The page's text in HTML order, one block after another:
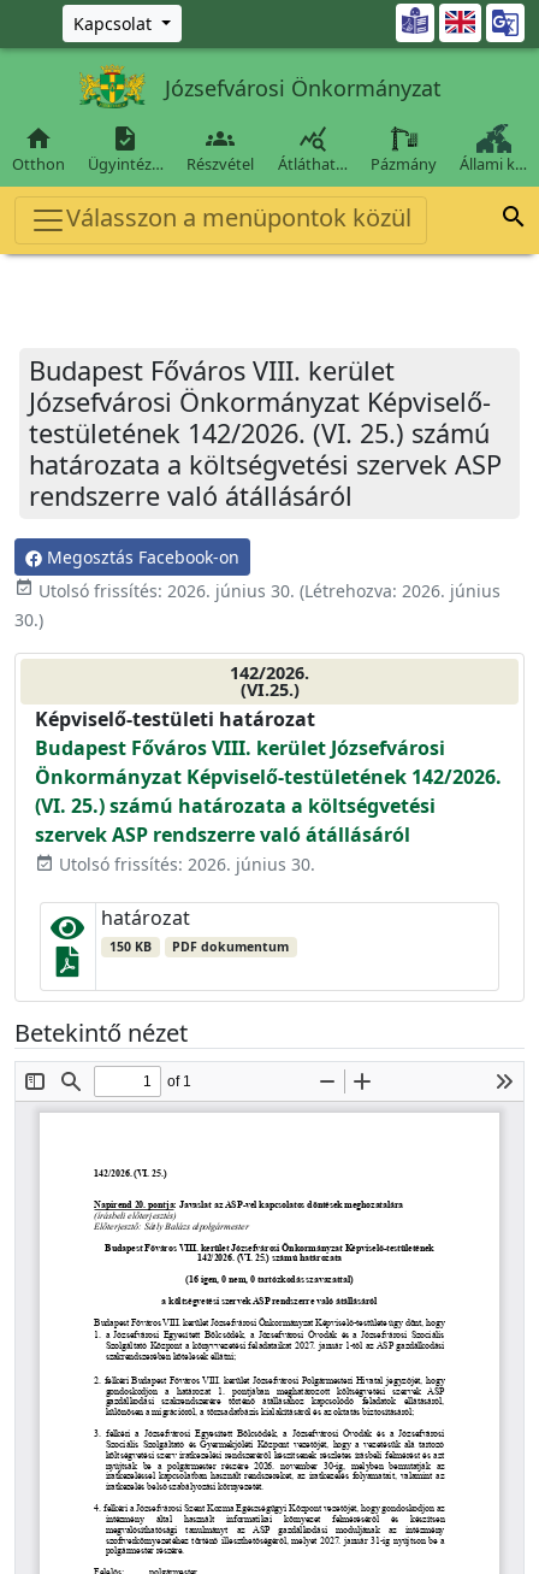
Ugrás a fő tartalomra
Kapcsolat 
Józsefvárosi Önkormányzat

Otthon

Ügyintéz…

Részvétel

Átláthat… Pázmány Állami k…
Válasszon a menüpontok közül 
Budapest Főváros VIII. kerület
Józsefvárosi Önkormányzat Képviselő-
testületének 142/2026. (VI. 25.) számú
határozata a költségvetési szervek ASP
rendszerre való átállásáról
Megosztás Facebook-on
event_available Utolsó frissítés: 2026. június 30. (Létrehozva: 2026. június
30.)
142/2026.
(VI.25.)
Képviselő-testületi határozat
Budapest Főváros VIII. kerület Józsefvárosi
Önkormányzat Képviselő-testületének 142/2026.
(VI. 25.) számú határozata a költségvetési
szervek ASP rendszerre való átállásáról
event_available Utolsó frissítés: 2026. június 30.
határozat
150 KB PDF dokumentum
Betekintő nézet